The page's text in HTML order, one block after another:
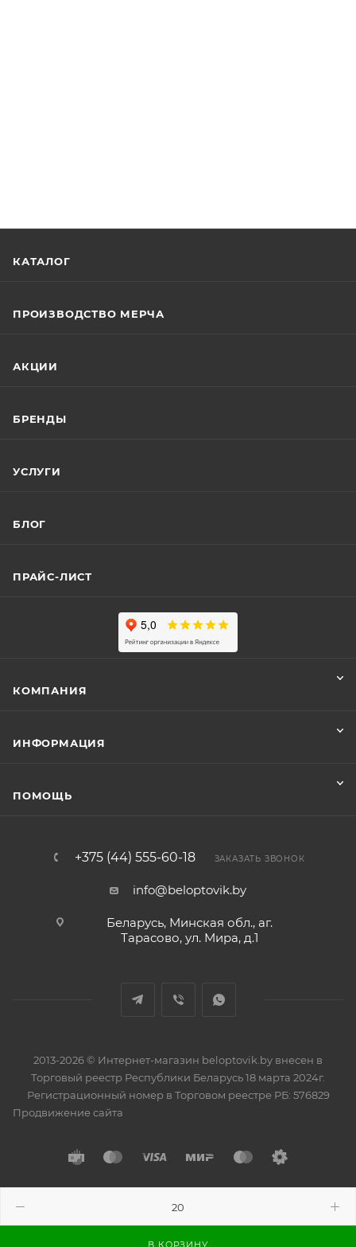
В КОРЗИНУ
КАТАЛОГ
ПРОИЗВОДСТВО МЕРЧА
АКЦИИ
БРЕНДЫ
УСЛУГИ
БЛОГ
ПРАЙС-ЛИСТ
КОМПАНИЯ
ИНФОРМАЦИЯ
ПОМОЩЬ
+375 (44) 555-60-18 ЗАКАЗАТЬ ЗВОНОК
info@beloptovik.by
Беларусь, Минская обл., аг.
Тарасово, ул. Мира, д.1
2013-2026 © Интернет-магазин beloptovik.by внесен в
Торговый реестр Республики Беларусь 18 марта 2024г.
Регистрационный номер в Торговом реестре РБ: 576829
Продвижение сайта
Разработано в